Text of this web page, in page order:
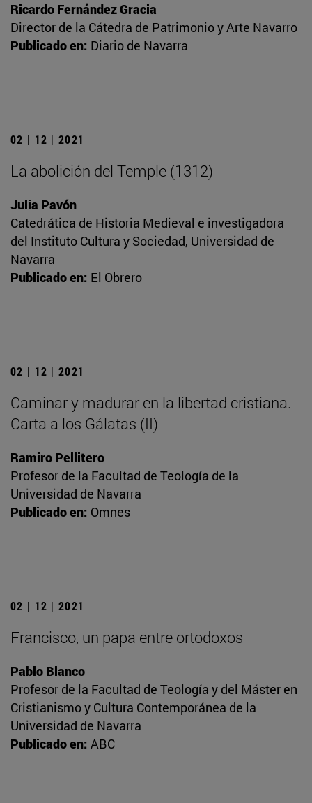
Ricardo Fernández Gracia
Director de la Cátedra de Patrimonio y Arte Navarro
Publicado en: Diario de Navarra
02 | 12 | 2021
La abolición del Temple (1312)
Julia Pavón
Catedrática de Historia Medieval e investigadora
del Instituto Cultura y Sociedad, Universidad de
Navarra
Publicado en: El Obrero
02 | 12 | 2021
Caminar y madurar en la libertad cristiana.
Carta a los Gálatas (II)
Ramiro Pellitero
Profesor de la Facultad de Teología de la
Universidad de Navarra
Publicado en: Omnes
02 | 12 | 2021
Francisco, un papa entre ortodoxos
Pablo Blanco
Profesor de la Facultad de Teología y del Máster en
Cristianismo y Cultura Contemporánea de la
Universidad de Navarra
Publicado en: ABC